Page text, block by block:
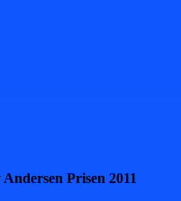
Prisen 2011